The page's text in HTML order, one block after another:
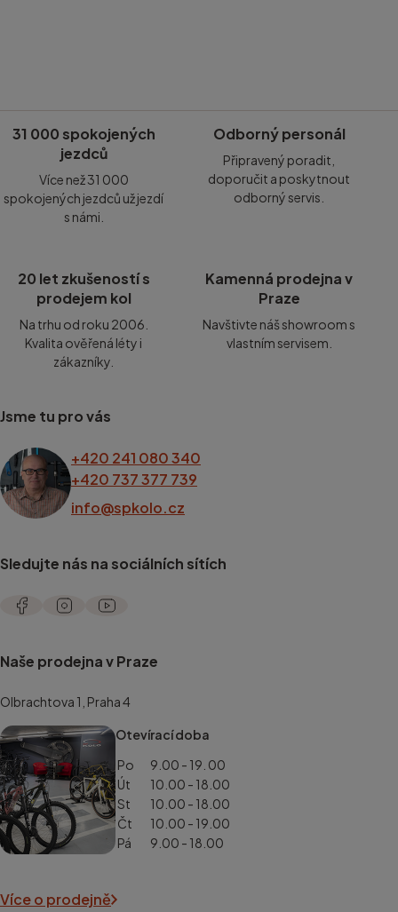
31 000 spokojených
jezdců
Více než 31 000
spokojených jezdců už jezdí
s námi.
Odborný personál
Připravený poradit,
doporučit a poskytnout
odborný servis.
20 let zkušeností s
prodejem kol
Na trhu od roku 2006.
Kvalita ověřená léty i
zákazníky.
Kamenná prodejna v
Praze
Navštivte náš showroom s
vlastním servisem.
Jsme tu pro vás
+420 241 080 340
+420 737 377 739
info@spkolo.cz
Sledujte nás na sociálních sítích
Naše prodejna v Praze
Olbrachtova 1, Praha 4
Otevírací doba
Po
9.00 - 19. 00
Út
10.00 - 18.00
St
10.00 - 18.00
Čt
10.00 - 19.00
Pá
9.00 - 18.00
Více o prodejně